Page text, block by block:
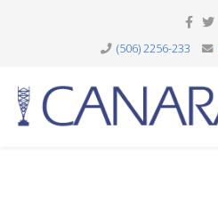
(506) 2256-233